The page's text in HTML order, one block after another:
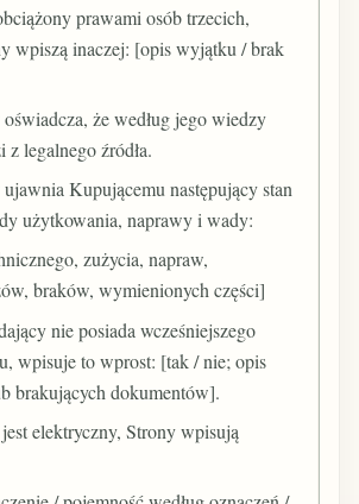
prawami osób trzecich,
wpiszą inaczej: [opis wyjątku / brak
że według jego wiedzy
legalnego źródła.
Kupującemu następujący stan
użytkowania, naprawy i wady:
zużycia, napraw,
braków, wymienionych części]
nie posiada wcześniejszego
wpisuje to wprost: [tak / nie; opis
brakujących dokumentów].
elektryczny, Strony wpisują